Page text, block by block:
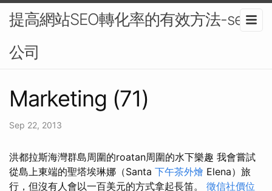
提高網站SEO轉化率的有效方法-seo
公司
Marketing (71)
Sep 22, 2013
洪都拉斯海灣群島周圍的roatan周圍的水下樂趣 我會嘗試
從島上東端的聖塔埃琳娜（Santa 下午茶外燴 Elena）旅
行，但沒有人會以一百美元的方式拿起長笛。 徵信社價位